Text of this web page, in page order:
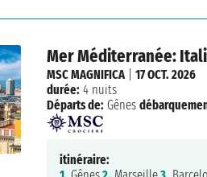
Mer Méditerranée:
MSC MAGNIFICA|17 OCT. 2026
durée: 4 nuits
Départs de: Gênes
itinéraire: